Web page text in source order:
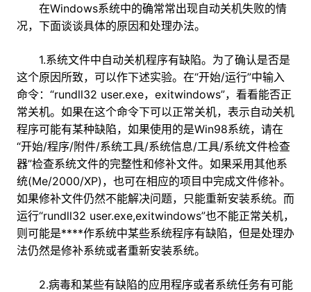
在Windows系统中的确常常出现自动关机失败的情
况，下面谈谈具体的原因和处理办法。
1.系统文件中自动关机程序有缺陷。为了确认是否是
这个原因所致，可以作下述实验。在“开始/运行”中输入
命令：“rundll32 user.exe，exitwindows”，看看能否正
常关机。如果在这个命令下可以正常关机，表示自动关机
程序可能有某种缺陷，如果使用的是Win98系统，请在
“开始/程序/附件/系统工具/系统信息/工具/系统文件检查
器”检查系统文件的完整性和修补文件。如果采用其他系
统(Me/2000/XP)，也可在相应的项目中完成文件修补。
如果修补文件仍然不能解决问题，只能重新安装系统。而
运行“rundll32 user.exe,exitwindows”也不能正常关机，
则可能是****作系统中某些系统程序有缺陷，但是处理办
法仍然是修补系统或者重新安装系统。
2.病毒和某些有缺陷的应用程序或者系统任务有可能